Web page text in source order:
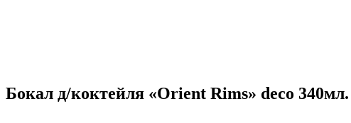
Бокал д/коктейля «Orient Rims» deco